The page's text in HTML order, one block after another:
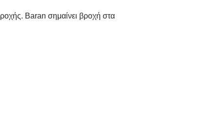
Baran σημαίνει βροχή στα